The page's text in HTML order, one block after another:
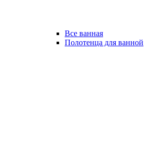
Все ванная
Полотенца для ванной